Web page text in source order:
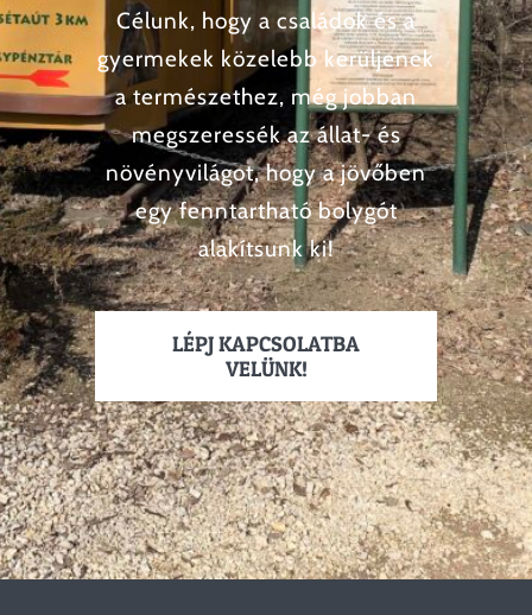
Célunk, hogy a családok és a
gyermekek közelebb kerüljenek
a természethez, még jobban
megszeressék az állat- és
növényvilágot, hogy a jövőben
egy fenntartható bolygót
alakítsunk ki!
LÉPJ KAPCSOLATBA
VELÜNK!